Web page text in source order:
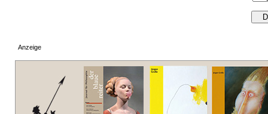
Anzeige